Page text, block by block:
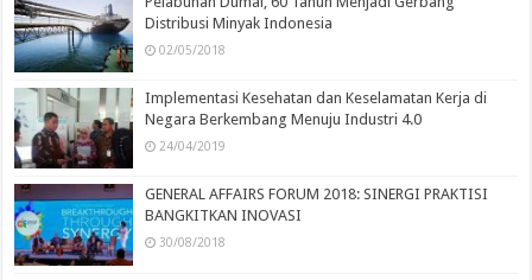
Distribusi Minyak Indonesia
02/05/2018
Implementasi Kesehatan dan Keselamatan Kerja di
Negara Berkembang Menuju Industri 4.0
24/04/2019
GENERAL AFFAIRS FORUM 2018: SINERGI PRAKTISI
BANGKITKAN INOVASI
30/08/2018